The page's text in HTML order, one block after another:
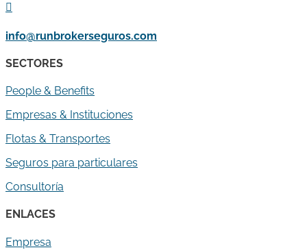

info@runbrokerseguros.com
SECTORES
People & Benefits
Empresas & Instituciones
Flotas & Transportes
Seguros para particulares
Consultoría
ENLACES
Empresa